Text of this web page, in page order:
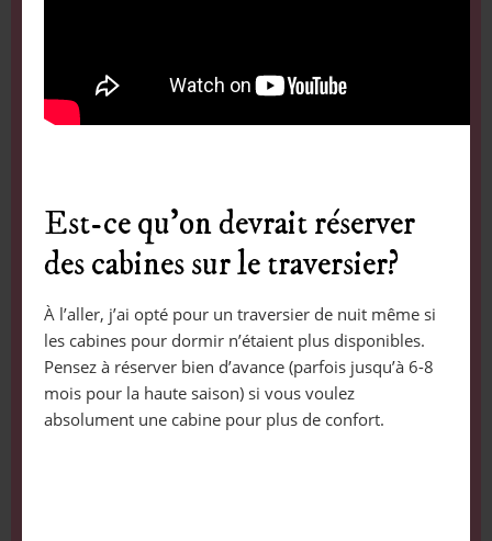
Est-ce qu’on devrait réserver
des cabines sur le traversier?
À l’aller, j’ai opté pour un traversier de nuit même si
les cabines pour dormir n’étaient plus disponibles.
Pensez à réserver bien d’avance (parfois jusqu’à 6-8
mois pour la haute saison) si vous voulez
absolument une cabine pour plus de confort.